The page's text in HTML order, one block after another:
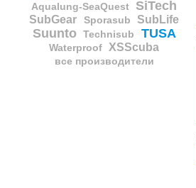
Aqualung-SeaQuest SiTech
SubGear Sporasub SubLife
Suunto Technisub TUSA
Waterproof XSScuba
все производители